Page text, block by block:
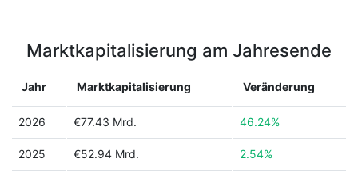
Marktkapitalisierung am Jahresende
Jahr Marktkapitalisierung Veränderung
2026 €77.43 Mrd. 46.24%
2025 €52.94 Mrd. 2.54%